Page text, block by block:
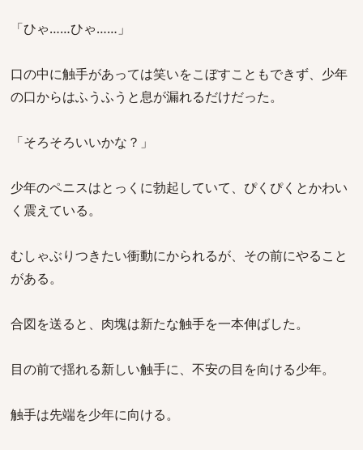
「ひゃ……ひゃ……」
口の中に触手があっては笑いをこぼすこともできず、少年
の口からはふうふうと息が漏れるだけだった。
「そろそろいいかな？」
少年のペニスはとっくに勃起していて、ぴくぴくとかわい
く震えている。
むしゃぶりつきたい衝動にかられるが、その前にやること
がある。
合図を送ると、肉塊は新たな触手を一本伸ばした。
目の前で揺れる新しい触手に、不安の目を向ける少年。
触手は先端を少年に向ける。